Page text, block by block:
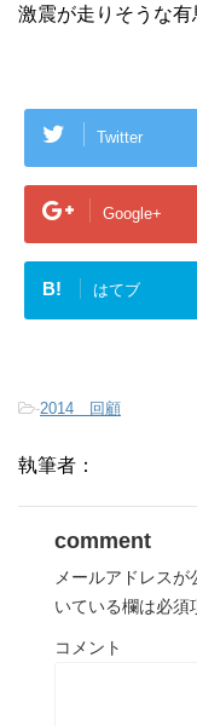
激震が走りそうな有
Twitter
Google+
B! はてブ
-2014 回顧
執筆者：
comment
メールアドレスが
いている欄は必須
コメント